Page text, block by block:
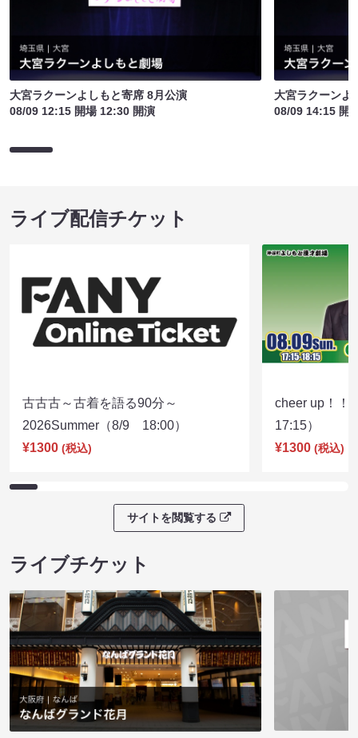
大宮ラクーンよしもと寄席 8月公演
08/09 12:15 開場 12:30 開演
大宮ラクーンよ
08/09 14:15 開
ライブ配信チケット
古古古～古着を語る90分～
2026Summer（8/9 18:00）
¥1300 (税込)
cheer up！
17:15）
¥1300 (税込)
サイトを閲覧する
ライブチケット